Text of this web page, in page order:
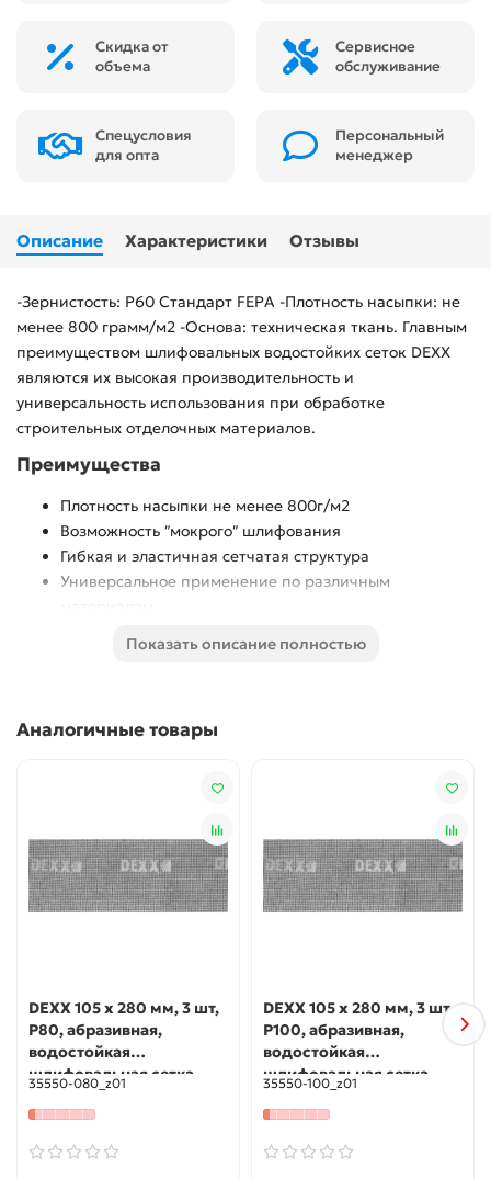
Скидка от
объема
Сервисное
обслуживание
Спецусловия
для опта
Персональный
менеджер
Описание Характеристики Отзывы
-Зернистость: Р60 Стандарт FEPA -Плотность насыпки: не
менее 800 грамм/м2 -Основа: техническая ткань. Главным
преимуществом шлифовальных водостойких сеток DEXX
являются их высокая производительность и
универсальность использования при обработке
строительных отделочных материалов.
Преимущества
Плотность насыпки не менее 800г/м2
Возможность ″мокрого″ шлифования
Гибкая и эластичная сетчатая структура
Универсальное применение по различным
сеток DEXX являются их высокая производительность и
строительных отделочных материалов.
Показать описание полностью
Аналогичные товары
DEXX 105 х 280 мм, 3 шт,
Р80, абразивная,
водостойкая
шлифовальная сетка
(35550-080)
35550-080_z01
DEXX 105 х 280 мм, 3 шт,
Р100, абразивная,
водостойкая
шлифовальная сетка
(35550-100)
35550-100_z01